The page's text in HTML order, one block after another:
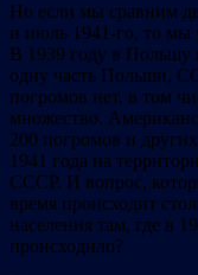
Но если мы сравним
и июль 1941-го, то мы
В 1939 году в Польшу
одну часть Польши,
погромов нет, в том
множество.
200 погромов и
1941 года на
СССР. И вопрос,
время происходит
населения там, где в
происходило?